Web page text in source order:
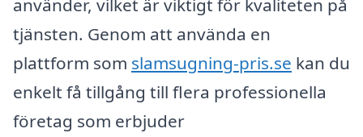
använder, vilket är viktigt för kvaliteten på
tjänsten. Genom att använda en
plattform som slamsugning-pris.se kan du
enkelt få tillgång till flera professionella
företag som erbjuder